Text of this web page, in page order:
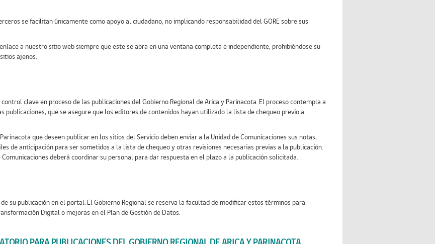
se facilitan únicamente como apoyo al ciudadano, no implicando responsabilidad del GORE sobre sus
a nuestro sitio web siempre que este se abra en una ventana completa e independiente, prohibiéndose su
ajenos.
clave en proceso de las publicaciones del Gobierno Regional de Arica y Parinacota. El proceso contempla a
publicaciones, que se asegure que los editores de contenidos hayan utilizado la lista de chequeo previo a
que deseen publicar en los sitios del Servicio deben enviar a la Unidad de Comunicaciones sus notas,
de anticipación para ser sometidos a la lista de chequeo y otras revisiones necesarias previas a la publicación.
deberá coordinar su personal para dar respuesta en el plazo a la publicación solicitada.
su publicación en el portal. El Gobierno Regional se reserva la facultad de modificar estos términos para
Digital o mejoras en el Plan de Gestión de Datos.